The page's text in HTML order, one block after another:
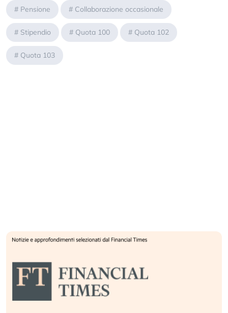
# Pensione # Collaborazione occasionale
# Stipendio # Quota 100 # Quota 102
# Quota 103